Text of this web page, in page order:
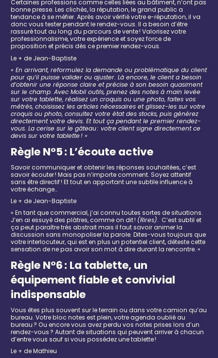
Certaines professions comme cellesliées aubâtiment, n’ont pas
bonne presse. Les clichés, la réputation, le grand public a
tendance à se méfier. Après avoir vérifié votre e-réputation, il va
donc vous tester pendant le rendez-vous. Il a besoin d’être
rassuré tout au long du parcours devente! Valorisez votre
professionnalisme, votre expérience et soyez force de
proposition et précis dès ce premier rendez-vous.
Le + de Jean-Baptiste
« En arrivant, reformulez la demande ou problématique du client
pour qu’il puisse valider ou ajuster. Là encore,le clienta besoin
d’obtenir une réponse claire et précise à son besoin quasiment
sur le champ.Avec Mobil outils, prenez des notes à main levée
sur votre tablette, réalisez un croquis ou une photo, faites vos
métrés, choisissez les articles nécessaires et glissez-les sur votre
croquis ou photo, consultez votre état des stocks, puis générez
directement votre devis. Et tout ça pendant lepremierrendez-
vous. La cerise sur le gâteau : votre client signe directement ce
devis sur votre tablette ! »
RègleN°5: L’écoute active
Savoir communiquer et obtenir les réponses souhaitées, c’est
savoir écouter ! Mais pas n’importe comment. Soyez attentif
sans être directif ! Et tout en apportant une subtile influenceà
votre échange…
Le + de Jean-Baptiste
« En tant que commercial, j’ai connutoutes sortes desituations.
J’en ai essuyé des plâtres, comme on dit ! (Rires). C’est subtil et
ça peut paraître très abstrait mais il faut savoir animer la
discussion sans monopoliser la parole. Dites-vous toujours que
votre interlocuteur, qui est en plus un potentiel client, déteste cette
sensation de ne pas avoir son mot à dire durant la rencontre. »
RègleN°6: La tablette, un
équipement fiable et convivial
indispensable
Vous êtes plus souvent sur le terrain ou dans votre camion qu’au
bureau. Votrebloc notes est plein, votre agenda oublié au
bureau ? Ou encore vous avez perdu vos notes prises lors d’un
rendez-vous ?Autant desituations quipeuventarriveràchacun
d’entre vous sauf si vous possédez une tablette!
Le + de Mathieu